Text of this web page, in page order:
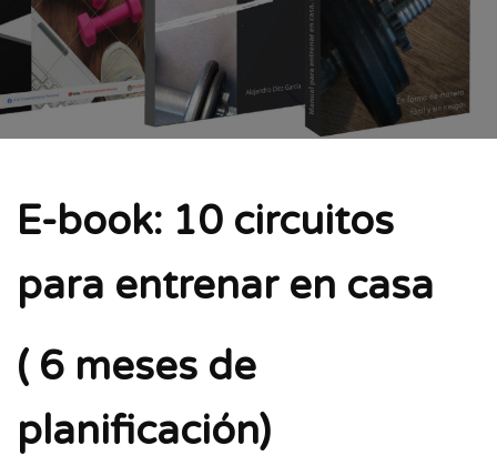
E-book: 10 circuitos
para entrenar en casa
( 6 meses de
planificación)